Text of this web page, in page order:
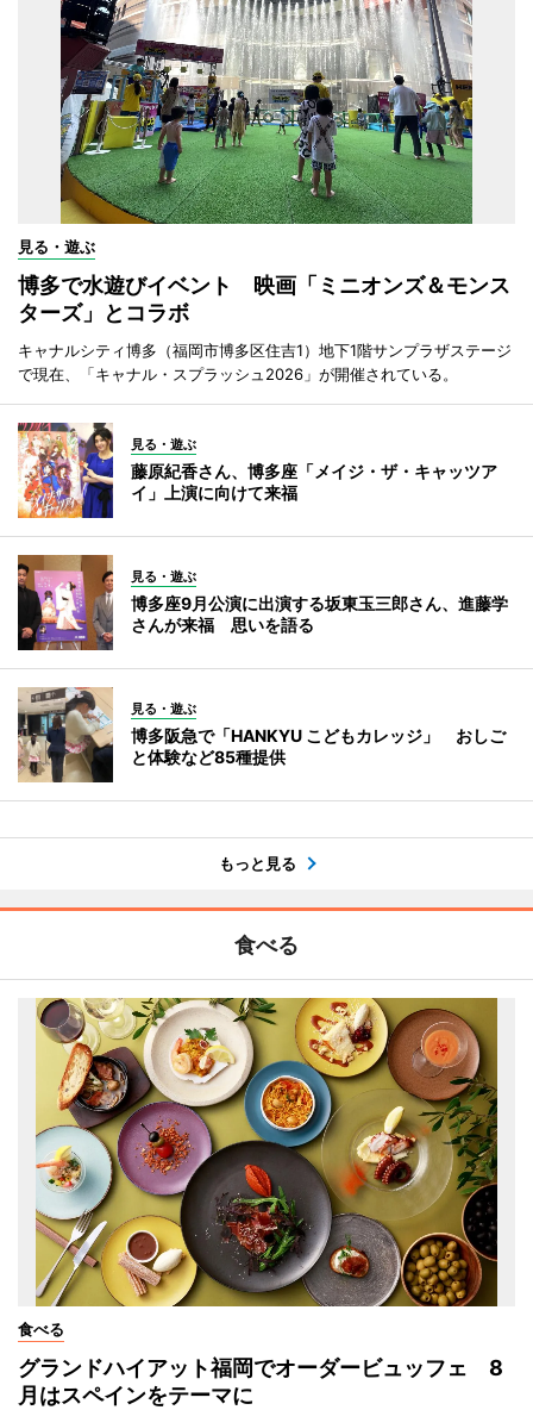
見る・遊ぶ
博多で水遊びイベント 映画「ミニオンズ＆モンス
ターズ」とコラボ
キャナルシティ博多（福岡市博多区住吉1）地下1階サンプラザステージ
で現在、「キャナル・スプラッシュ2026」が開催されている。
見る・遊ぶ
藤原紀香さん、博多座「メイジ・ザ・キャッツア
イ」上演に向けて来福
見る・遊ぶ
博多座9月公演に出演する坂東玉三郎さん、進藤学
さんが来福 思いを語る
見る・遊ぶ
博多阪急で「HANKYU こどもカレッジ」 おしご
と体験など85種提供
もっと見る
食べる
食べる
グランドハイアット福岡でオーダービュッフェ 8
月はスペインをテーマに